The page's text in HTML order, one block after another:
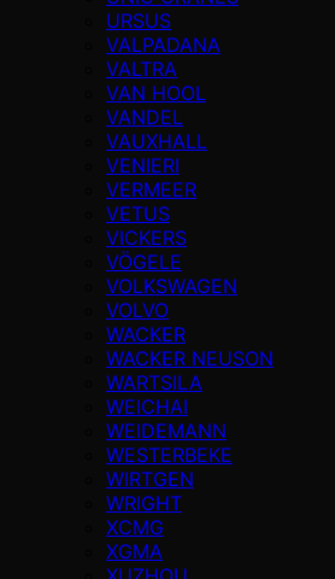
URSUS
VALPADANA
VALTRA
VAN HOOL
VANDEL
VAUXHALL
VENIERI
VERMEER
VETUS
VICKERS
VÖGELE
VOLKSWAGEN
VOLVO
WACKER
WACKER NEUSON
WARTSILA
WEICHAI
WEIDEMANN
WESTERBEKE
WIRTGEN
WRIGHT
XCMG
XGMA